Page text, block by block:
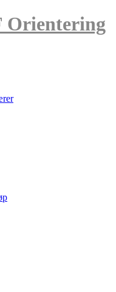
Orientering